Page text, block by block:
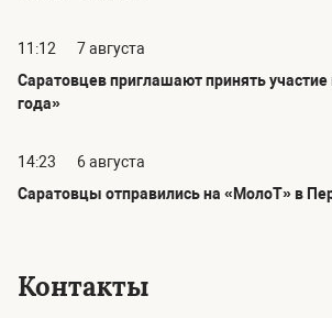
11:12
7 августа
Саратовцев приглашают принять участие
года»
14:23
6 августа
Саратовцы отправились на «МолоТ» в
Контакты